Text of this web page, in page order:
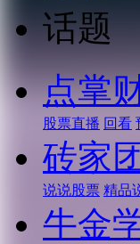
话题
点掌
股票直播 回看
砖家团
说说股票 精品
牛金